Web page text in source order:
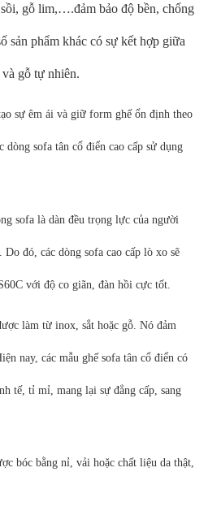
gỗ lim,….đảm bảo độ bền, chống
sản phẩm khác có sự kết hợp giữa
gỗ tự nhiên.
sự êm ái và giữ form ghế ổn định theo
sofa tân cổ điển cao cấp sử dụng
sofa là dàn đều trọng lực của người
Do đó, các dòng sofa cao cấp lò xo sẽ
với độ co giãn, đàn hồi cực tốt.
làm từ inox, sắt hoặc gỗ. Nó đảm
nay, các mẫu ghế sofa tân cổ điển có
tế, tỉ mỉ, mang lại sự đẳng cấp, sang
bóc bằng nỉ, vải hoặc chất liệu da thật,